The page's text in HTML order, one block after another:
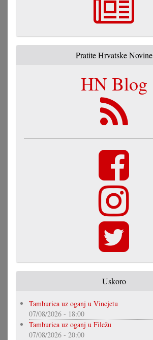
Pratite Hrvatske Novine
HN Blog
Uskoro
Tamburica uz oganj u Vincjetu
07/08/2026 - 18:00
Tamburica uz oganj u Filežu
07/08/2026 - 20:00